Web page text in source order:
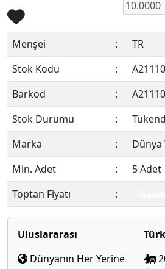
Menşei :
TR
Stok Kodu
:
Barkod
:
Stok Durumu
:
Marka
:
Dünya
Min. Adet
:
5 Adet
Toptan Fiyatı
:
Uluslararası
Dünyanın Her Yerine